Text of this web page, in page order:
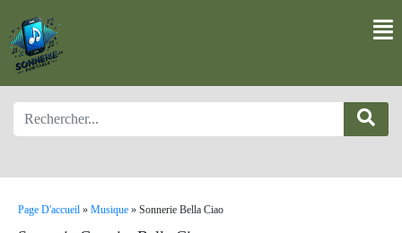
Page D'accueil » Musique » Sonnerie Bella Ciao